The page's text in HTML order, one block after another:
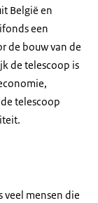
België en
een
de bouw van de
de telescoop is
telescoop
veel mensen die